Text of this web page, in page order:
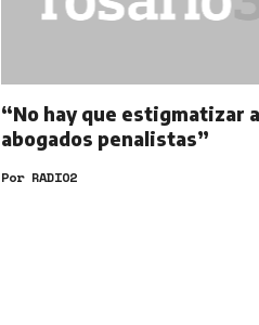
“No hay que estigmatizar
abogados penalistas”
Por RADIO2